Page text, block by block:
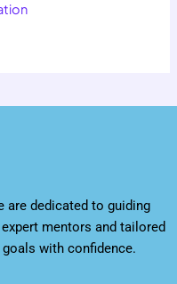
are dedicated to guiding
mentors and tailored
with confidence.